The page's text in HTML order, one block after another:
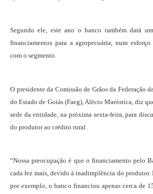
Segundo ele, este ano o banco também dará
financiamentos para a agropecuária, num
com o segmento.
O presidente da Comissão de Grãos da Federação
do Estado de Goiás (Faeg), Alécio Maróstica, diz
sede da entidade, na próxima sexta-feira, para
do produtor ao crédito rural.
“Nossa preocupação é que o financiamento pelo
cada fez mais, devido à inadimplência do produtor.
por exemplo, o banco financiou apenas cerca de